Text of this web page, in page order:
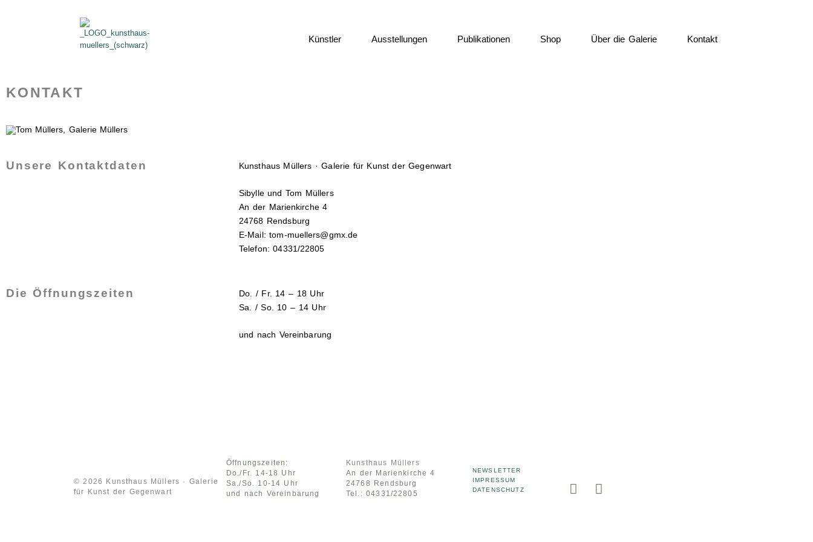
Künstler Ausstellungen Publikationen Shop Über die Galerie Kontakt
KONTAKT
Unsere Kontaktdaten Kunsthaus Müllers · Galerie für Kunst der Gegenwart
Sibylle und Tom Müllers
An der Marienkirche 4
24768 Rendsburg
E-Mail: tom-muellers@gmx.de
Telefon: 04331/22805
Die Öffnungszeiten
Do. / Fr. 14 – 18 Uhr
Sa. / So. 10 – 14 Uhr
und nach Vereinbarung
© 2026 Kunsthaus Müllers · Galerie
für Kunst der Gegenwart
Öffnungszeiten:
Do./Fr. 14-18 Uhr
Sa./So. 10-14 Uhr
und nach Vereinbarung
Kunsthaus Müllers
An der Marienkirche 4
24768 Rendsburg
Tel.: 04331/22805
NEWSLETTER
IMPRESSUM
DATENSCHUTZ